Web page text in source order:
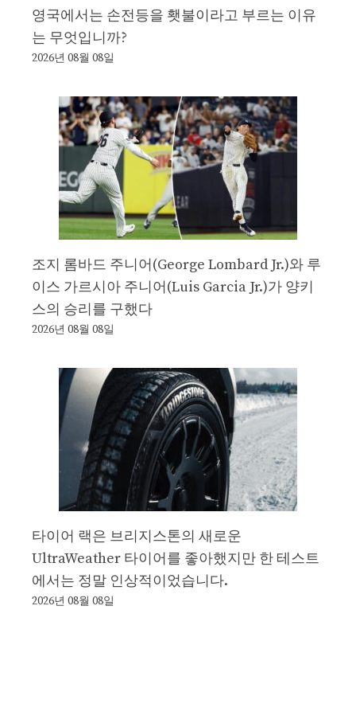
영국에서는 손전등을 횃불이라고 부르는 이유
는 무엇입니까?
2026년 08월 08일
조지 롬바드 주니어(George Lombard Jr.)와 루
이스 가르시아 주니어(Luis Garcia Jr.)가 양키
스의 승리를 구했다
2026년 08월 08일
타이어 랙은 브리지스톤의 새로운
UltraWeather 타이어를 좋아했지만 한 테스트
에서는 정말 인상적이었습니다.
2026년 08월 08일